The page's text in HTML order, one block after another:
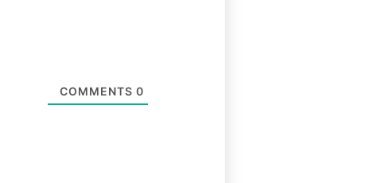
0